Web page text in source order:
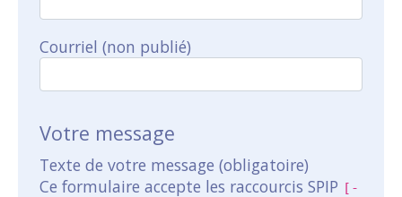
Courriel (non publié)
Votre message
Texte de votre message (obligatoire)
Ce formulaire accepte les raccourcis SPIP [-